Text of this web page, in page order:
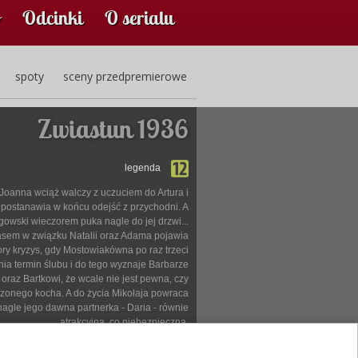
Odcinki O serialu
sceny przedpremierowe
spoty
Zwiastun 1936
legenda
Joanna wciąż walczy z uczuciem do Artura i
postanawia w końcu odejść z przychodni. A
wieczorem puka nagle do jej drzwi...
w związku Natalii oraz Adama pojawia
kryzys, gdy Mostowiakówna po raz trzeci
termin ślubu i do tego wyznaje Barbarze
oraz Bartkowi, że wcale nie jest pewna, czy
kocha. A do życia Mikołaja powraca
jego dawna partnerka - Daria - równie
atrakcyjna, co niebezpieczna.